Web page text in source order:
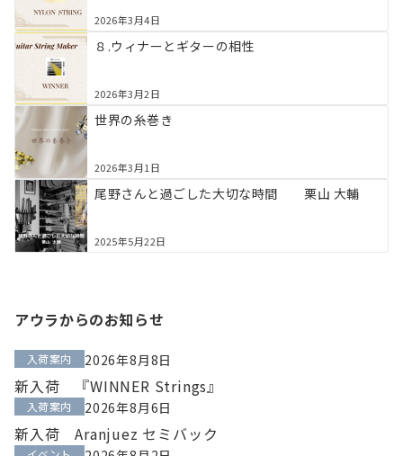
2026年3月4日
８.ウィナーとギターの相性
2026年3月2日
世界の糸巻き
2026年3月1日
尾野さんと過ごした大切な時間 栗山 大輔
2025年5月22日
アウラからのお知らせ
2026年8月8日
入荷案内
新入荷 『WINNER Strings』
2026年8月6日
入荷案内
新入荷 Aranjuez セミバック